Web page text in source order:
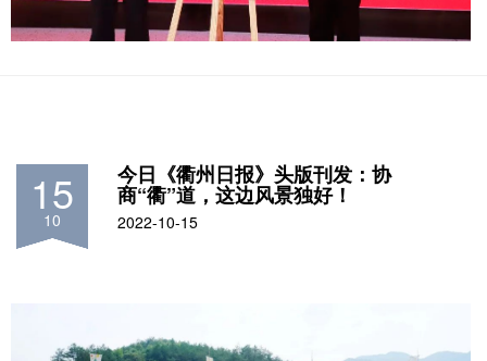
15
10
今日《衢州日报》头版刊发：协
商“衢”道，这边风景独好！
2022-10-15